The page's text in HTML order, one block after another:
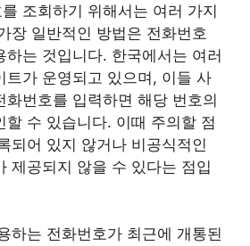
조회하기 위해서는 여러 가지
장 일반적인 방법은 전화번호
하는 것입니다. 한국에서는 여러
트가 운영되고 있으며, 이들 사
화번호를 입력하면 해당 번호의
할 수 있습니다. 이때 주의할 점
되어 있지 않거나 비공식적인
제공되지 않을 수 있다는 점입
하는 전화번호가 최근에 개통된